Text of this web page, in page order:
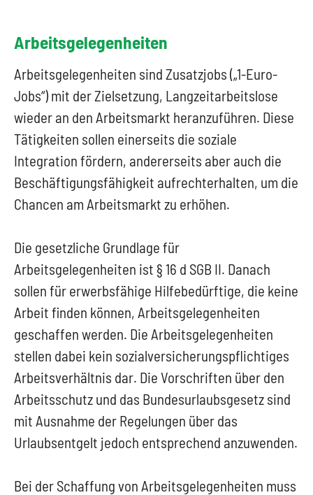
Arbeitsgelegenheiten
Arbeitsgelegenheiten sind Zusatzjobs („1-Euro-
Jobs“) mit der Zielsetzung, Langzeitarbeitslose
wieder an den Arbeitsmarkt heranzuführen. Diese
Tätigkeiten sollen einerseits die soziale
Integration fördern, andererseits aber auch die
Beschäftigungsfähigkeit aufrechterhalten, um die
Chancen am Arbeitsmarkt zu erhöhen.
Die gesetzliche Grundlage für
Arbeitsgelegenheiten ist § 16 d SGB II. Danach
sollen für erwerbsfähige Hilfebedürftige, die keine
Arbeit finden können, Arbeitsgelegenheiten
geschaffen werden. Die Arbeitsgelegenheiten
stellen dabei kein sozialversicherungspflichtiges
Arbeitsverhältnis dar. Die Vorschriften über den
Arbeitsschutz und das Bundesurlaubsgesetz sind
mit Ausnahme der Regelungen über das
Urlaubsentgelt jedoch entsprechend anzuwenden.
Bei der Schaffung von Arbeitsgelegenheiten muss